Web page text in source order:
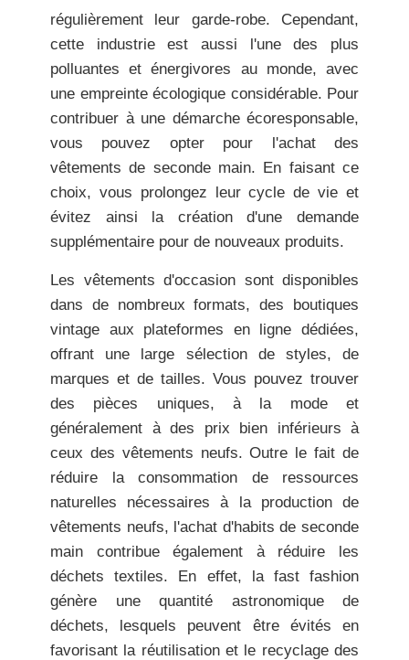
régulièrement leur garde-robe. Cependant,
cette industrie est aussi l'une des plus
polluantes et énergivores au monde, avec
une empreinte écologique considérable. Pour
contribuer à une démarche écoresponsable,
vous pouvez opter pour l'achat des
vêtements de seconde main. En faisant ce
choix, vous prolongez leur cycle de vie et
évitez ainsi la création d'une demande
supplémentaire pour de nouveaux produits.
Les vêtements d'occasion sont disponibles
dans de nombreux formats, des boutiques
vintage aux plateformes en ligne dédiées,
offrant une large sélection de styles, de
marques et de tailles. Vous pouvez trouver
des pièces uniques, à la mode et
généralement à des prix bien inférieurs à
ceux des vêtements neufs. Outre le fait de
réduire la consommation de ressources
naturelles nécessaires à la production de
vêtements neufs, l'achat d'habits de seconde
main contribue également à réduire les
déchets textiles. En effet, la fast fashion
génère une quantité astronomique de
déchets, lesquels peuvent être évités en
favorisant la réutilisation et le recyclage des